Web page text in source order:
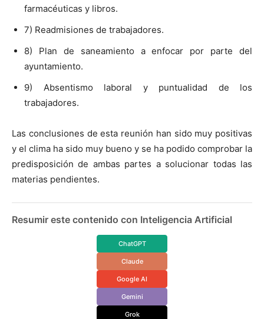
farmacéuticas y libros.
7) Readmisiones de trabajadores.
8) Plan de saneamiento a enfocar por parte del
ayuntamiento.
9) Absentismo laboral y puntualidad de los
trabajadores.
Las conclusiones de esta reunión han sido muy positivas
y el clima ha sido muy bueno y se ha podido comprobar la
predisposición de ambas partes a solucionar todas las
materias pendientes.
Resumir este contenido con Inteligencia Artificial
ChatGPT
Claude
Google AI
Gemini
Grok